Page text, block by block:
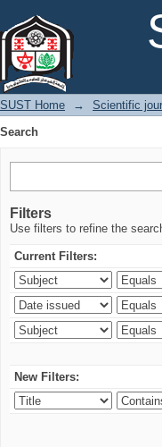
SUST Home → Scientific
Search
Filters
Use filters to refine the
Current Filters:
New Filters: